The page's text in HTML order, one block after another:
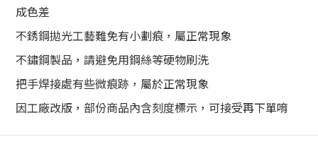
成色差
不銹鋼拋光工藝難免有小劃痕，屬正常現象
不鏽鋼製品，請避免用鋼絲等硬物刷洗
把手焊接處有些微痕跡，屬於正常現象
因工廠改版，部份商品內含刻度標示，可接受再下單唷